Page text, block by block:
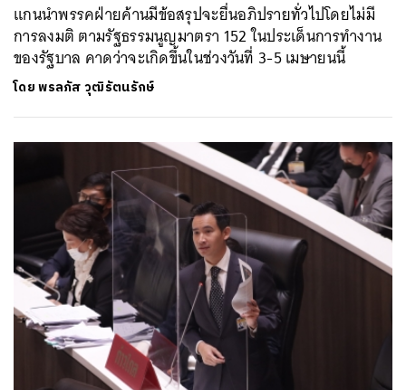
แกนนำพรรคฝ่ายค้านมีข้อสรุปจะยื่นอภิปรายทั่วไปโดยไม่มี
การลงมติ ตามรัฐธรรมนูญมาตรา 152 ในประเด็นการทำงาน
ของรัฐบาล คาดว่าจะเกิดขึ้นในช่วงวันที่ 3-5 เมษายนนี้
โดยพรลภัส วุฒิรัตนรักษ์